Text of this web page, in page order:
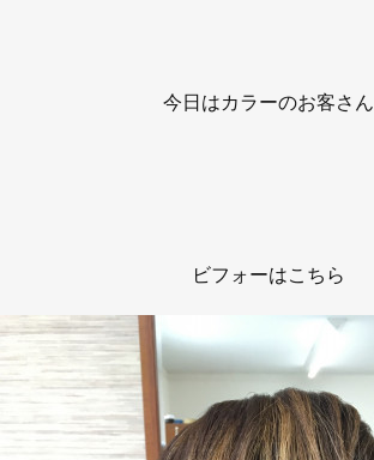
今日はカラーのお客さん
ビフォーはこちら